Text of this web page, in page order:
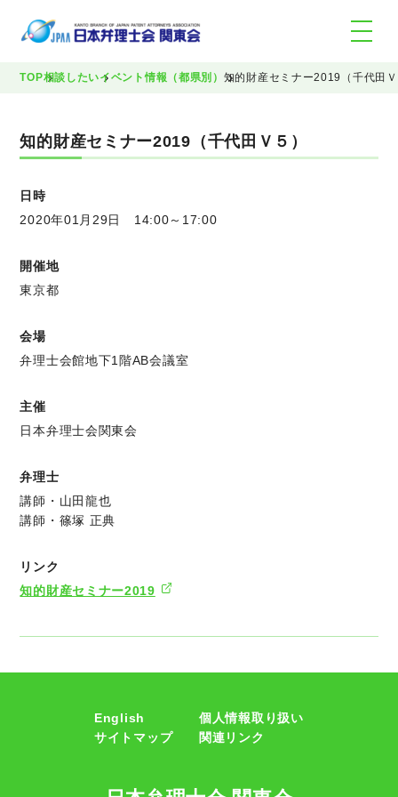
TOP相談したいイベント情報（都県別） 知的財産セミナー2019（千代田
知的財産セミナー2019（千代田Ｖ５）
日時
2020年01月29日 14:00～17:00
開催地
東京都
会場
弁理士会館地下1階AB会議室
主催
日本弁理士会関東会
弁理士
講師・山田龍也
講師・篠塚 正典
リンク
知的財産セミナー2019
English
個人情報取り扱い
サイトマップ
関連リンク